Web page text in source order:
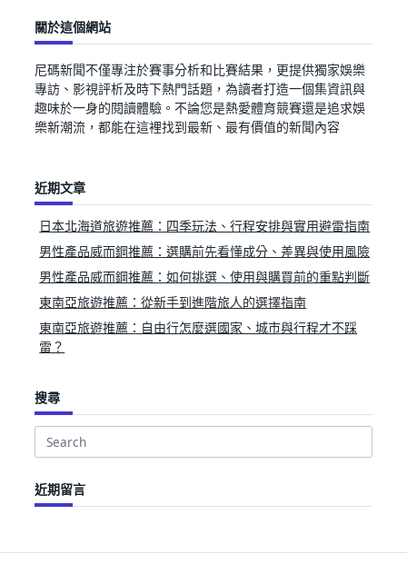
關於這個網站
尼碼新聞不僅專注於賽事分析和比賽結果，更提供獨家娛樂
專訪、影視評析及時下熱門話題，為讀者打造一個集資訊與
趣味於一身的閱讀體驗。不論您是熱愛體育競賽還是追求娛
樂新潮流，都能在這裡找到最新、最有價值的新聞內容
近期文章
日本北海道旅遊推薦：四季玩法、行程安排與實用避雷指南
男性產品威而鋼推薦：選購前先看懂成分、差異與使用風險
男性產品威而鋼推薦：如何挑選、使用與購買前的重點判斷
東南亞旅遊推薦：從新手到進階旅人的選擇指南
東南亞旅遊推薦：自由行怎麼選國家、城市與行程才不踩
雷？
搜尋
Search
近期留言